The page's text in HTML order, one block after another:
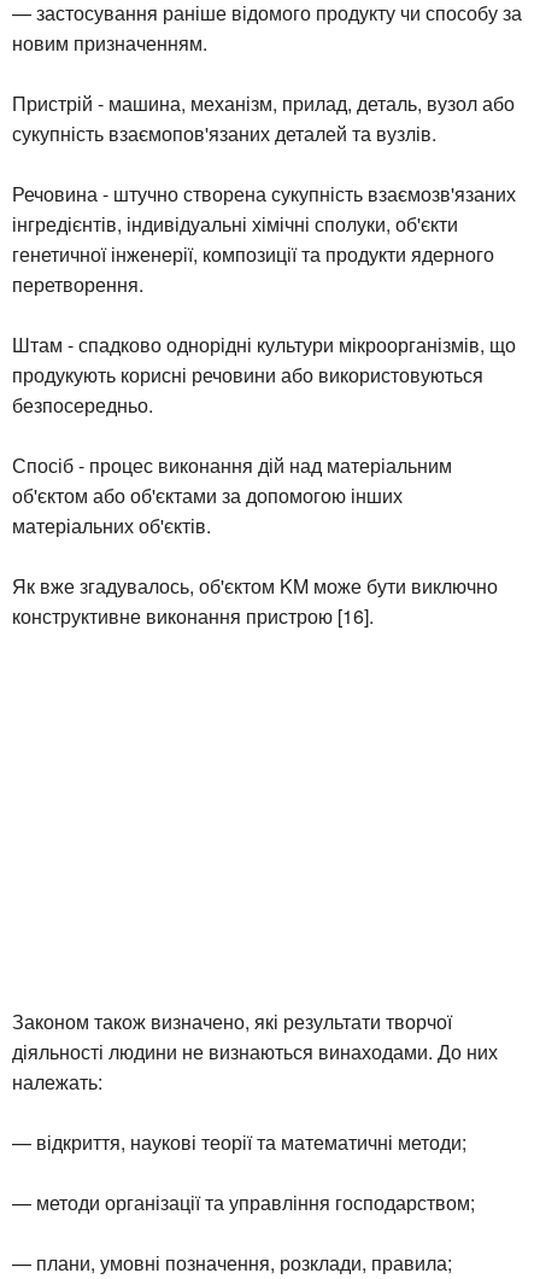
— застосування раніше відомого продукту чи способу за
новим призначенням.
Пристрій - машина, механізм, прилад, деталь, вузол або
сукупність взаємопов'язаних деталей та вузлів.
Речовина - штучно створена сукупність взаємозв'язаних
інгредієнтів, індивідуальні хімічні сполуки, об'єкти
генетичної інженерії, композиції та продукти ядерного
перетворення.
Штам - спадково однорідні культури мікроорганізмів, що
продукують корисні речовини або використовуються
безпосередньо.
Спосіб - процес виконання дій над матеріальним
об'єктом або об'єктами за допомогою інших
матеріальних об'єктів.
Як вже згадувалось, об'єктом KM може бути виключно
конструктивне виконання пристрою [16].
Законом також визначено, які результати творчої
діяльності людини не визнаються винаходами. До них
належать:
— відкриття, наукові теорії та математичні методи;
— методи організації та управління господарством;
— плани, умовні позначення, розклади, правила;